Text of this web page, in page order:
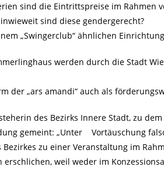
sind die Eintrittspreise im Rahmen
sind diese gendergerecht?
„Swingerclub“ ähnlichen
werden durch die Stadt
der „ars amandi“ auch als
des Bezirks Innere Stadt, zu
gemeint: „Unter Vortäuschung
zu einer Veranstaltung im
weil weder im